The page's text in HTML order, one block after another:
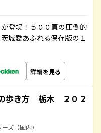
登場！５００頁の圧倒的
城愛あふれる保存版の１
詳細を見る
歩き方 栃木 ２０２
ズ（国内）